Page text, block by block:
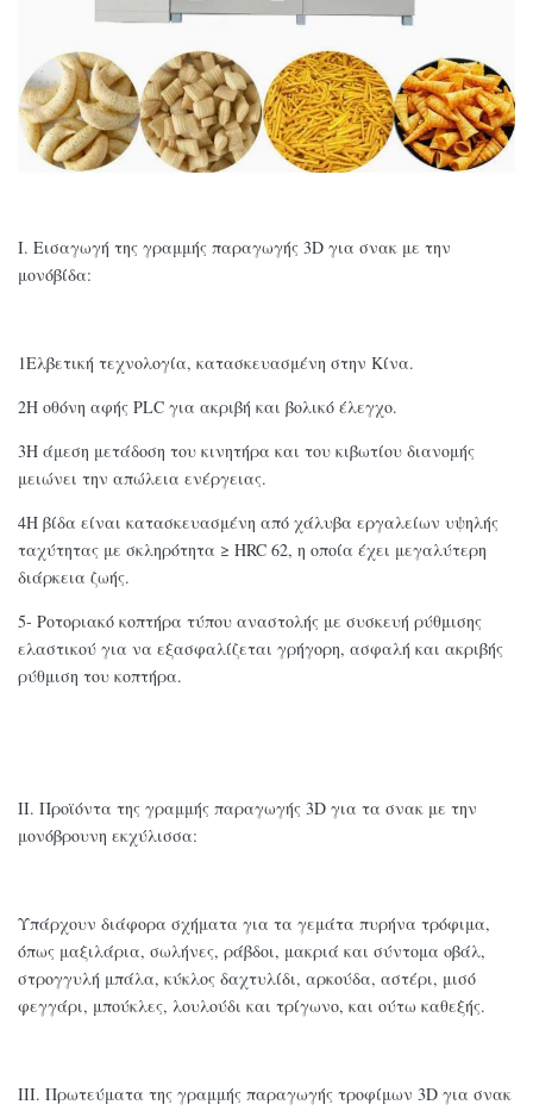
Ι. Εισαγωγή της γραμμής παραγωγής 3D για σνακ με την
μονόβίδα:
1Ελβετική τεχνολογία, κατασκευασμένη στην Κίνα.
2Η οθόνη αφής PLC για ακριβή και βολικό έλεγχο.
3Η άμεση μετάδοση του κινητήρα και του κιβωτίου διανομής
μειώνει την απώλεια ενέργειας.
4Η βίδα είναι κατασκευασμένη από χάλυβα εργαλείων υψηλής
ταχύτητας με σκληρότητα ≥ HRC 62, η οποία έχει μεγαλύτερη
διάρκεια ζωής.
5- Ροτοριακό κοπτήρα τύπου αναστολής με συσκευή ρύθμισης
ελαστικού για να εξασφαλίζεται γρήγορη, ασφαλή και ακριβής
ρύθμιση του κοπτήρα.
ΙΙ. Προϊόντα της γραμμής παραγωγής 3D για τα σνακ με την
μονόβρουνη εκχύλισσα:
Υπάρχουν διάφορα σχήματα για τα γεμάτα πυρήνα τρόφιμα,
όπως μαξιλάρια, σωλήνες, ράβδοι, μακριά και σύντομα οβάλ,
στρογγυλή μπάλα, κύκλος δαχτυλίδι, αρκούδα, αστέρι, μισό
φεγγάρι, μπούκλες, λουλούδι και τρίγωνο, και ούτω καθεξής.
ΙΙΙ. Πρωτεύματα της γραμμής παραγωγής τροφίμων 3D για σνακ